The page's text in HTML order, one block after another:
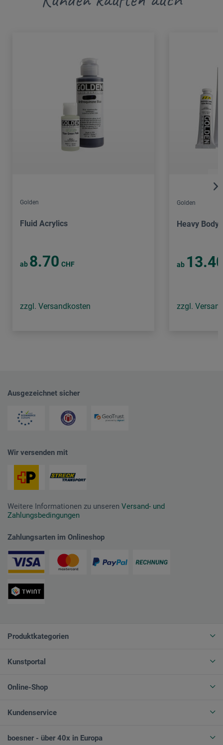
Golden
Fluid Acrylics
ab 8.70 CHF
zzgl. Versandkosten
Golden
Heavy Body
ab
zzgl.
Ausgezeichnet sicher
Wir versenden mit
Weitere Informationen zu unseren Versand- und
Zahlungsbedingungen
Zahlungsarten im Onlineshop
Produktkategorien
Kunstportal
Online-Shop
Kundenservice
boesner - über 40x in Europa